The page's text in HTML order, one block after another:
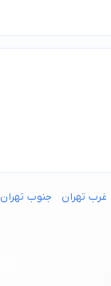
غرب تهران جنوب تهران